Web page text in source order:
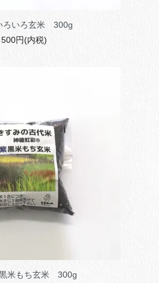
ろいろ玄米 300g
500円(内税)
米もち玄米 300g